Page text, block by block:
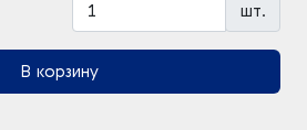
шт.
В корзину